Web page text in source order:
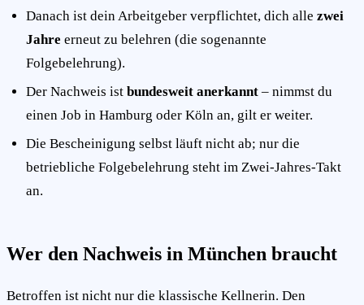
Danach ist dein Arbeitgeber verpflichtet, dich alle zwei
Jahre erneut zu belehren (die sogenannte
Folgebelehrung).
Der Nachweis ist bundesweit anerkannt – nimmst du
einen Job in Hamburg oder Köln an, gilt er weiter.
Die Bescheinigung selbst läuft nicht ab; nur die
betriebliche Folgebelehrung steht im Zwei-Jahres-Takt
an.
Wer den Nachweis in München braucht
Betroffen ist nicht nur die klassische Kellnerin. Den